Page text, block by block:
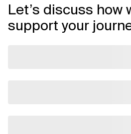
Let’s discuss how
support your